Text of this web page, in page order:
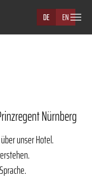
DE EN
Nürnberg
unser Hotel.